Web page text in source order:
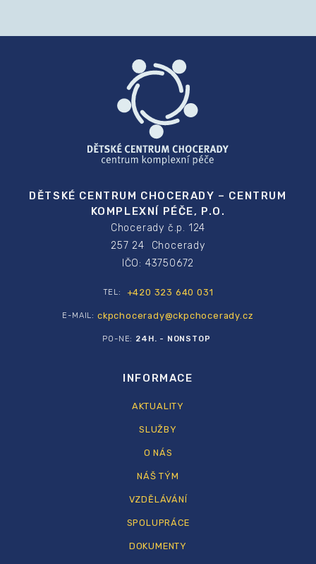
DĚTSKÉ CENTRUM CHOCERADY – CENTRUM
KOMPLEXNÍ PÉČE, P.O.
Chocerady č.p. 124
257 24 Chocerady
IČO: 43750672
TEL: +420 323 640 031
E-MAIL: ckpchocerady@ckpchocerady.cz
PO-NE: 24H. - NONSTOP
INFORMACE
AKTUALITY
SLUŽBY
O NÁS
NÁŠ TÝM
VZDĚLÁVÁNÍ
SPOLUPRÁCE
DOKUMENTY